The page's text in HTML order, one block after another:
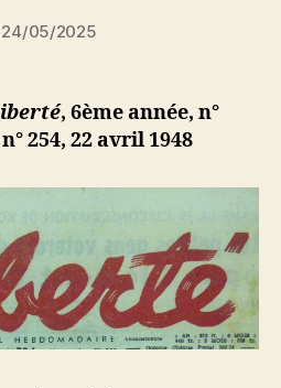
Auteur
de
N
ji
b
24/05/2025
, 6ème année, n°
254, 22 avril 1948